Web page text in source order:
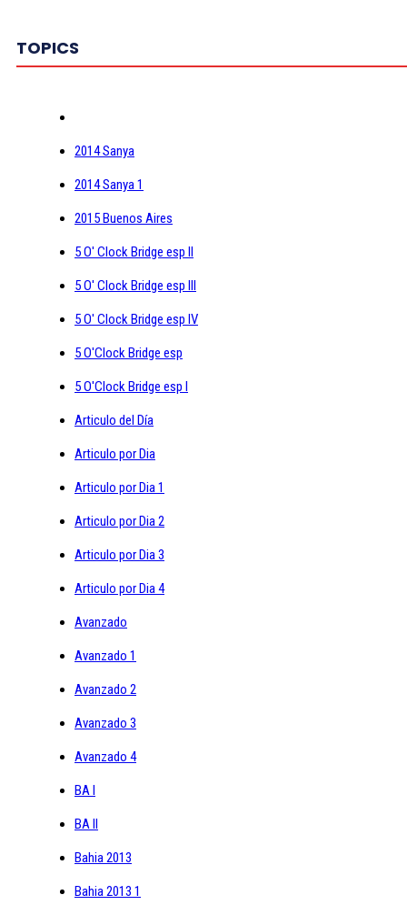
TOPICS
2014 Sanya
2014 Sanya 1
2015 Buenos Aires
5 O' Clock Bridge esp II
5 O' Clock Bridge esp III
5 O' Clock Bridge esp IV
5 O'Clock Bridge esp
5 O'Clock Bridge esp I
Articulo del Día
Articulo por Dia
Articulo por Dia 1
Articulo por Dia 2
Articulo por Dia 3
Articulo por Dia 4
Avanzado
Avanzado 1
Avanzado 2
Avanzado 3
Avanzado 4
BA I
BA II
Bahia 2013
Bahia 2013 1